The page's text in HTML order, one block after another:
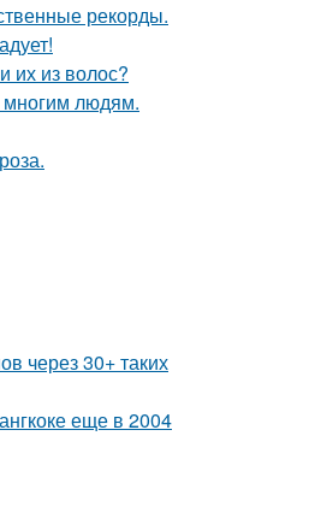
рекорды.
их из волос?
многим людям.
через 30+ таких
еще в 2004